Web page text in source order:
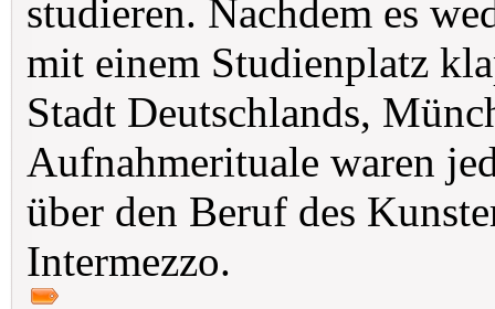
studieren. Nachdem es
mit einem Studienplatz
Stadt Deutschlands,
Aufnahmerituale waren
über den Beruf des
Intermezzo.